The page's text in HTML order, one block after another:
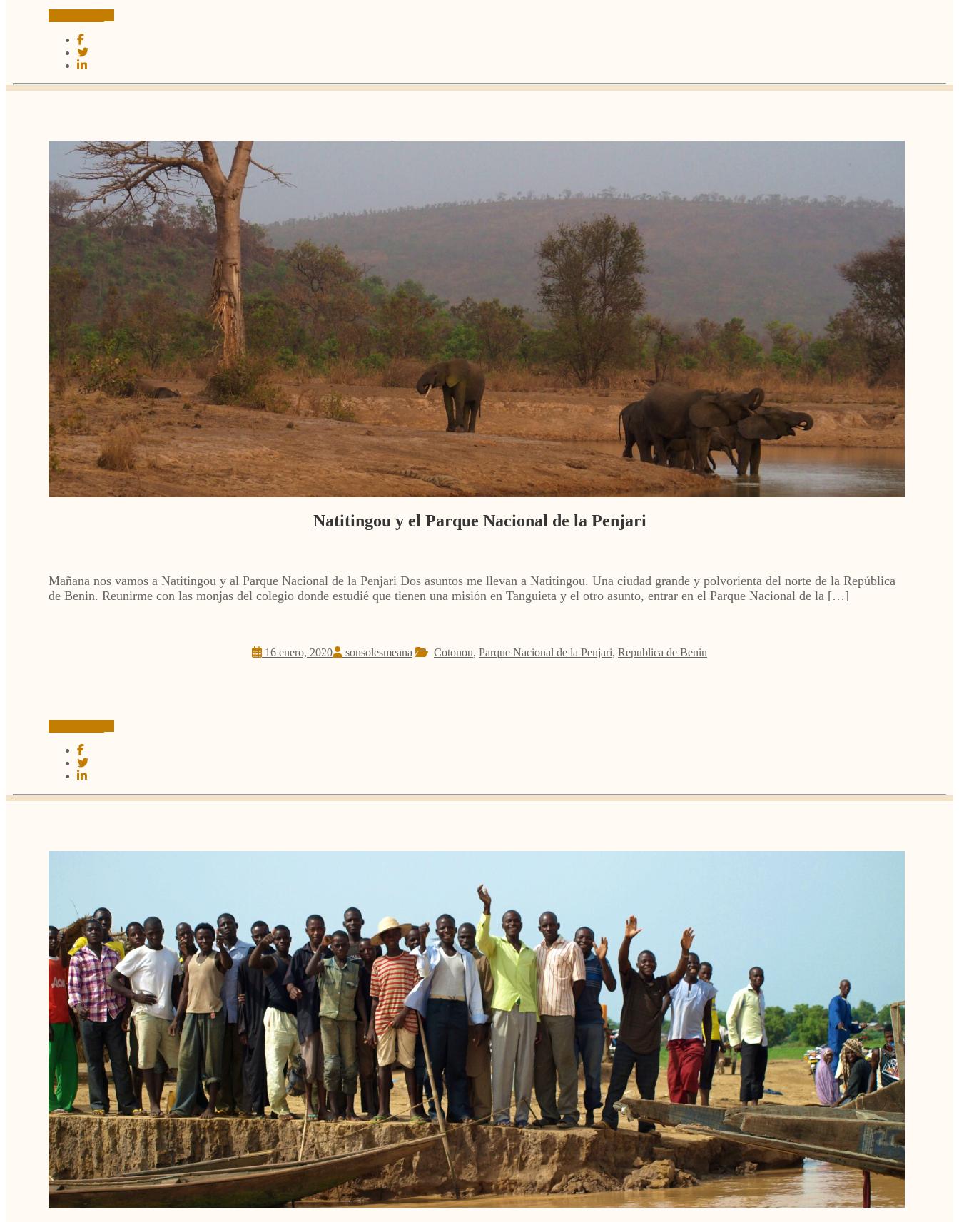
Natitingou y el Parque Nacional de la Penjari
Mañana nos vamos a Natitingou y al Parque Nacional de la Penjari Dos asuntos me llevan a Natitingou. Una ciudad grande y polvorienta del norte de la República
de Benin. Reunirme con las monjas del colegio donde estudié que tienen una misión en Tanguieta y el otro asunto, entrar en el Parque Nacional de la […]
16 enero, 2020 sonsolesmeana Cotonou, Parque Nacional de la Penjari, Republica de Benin